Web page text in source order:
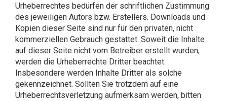
Urheberrechtes bedürfen der schriftlichen Zustimmung
des jeweiligen Autors bzw. Erstellers. Downloads und
Kopien dieser Seite sind nur für den privaten, nicht
kommerziellen Gebrauch gestattet. Soweit die Inhalte
auf dieser Seite nicht vom Betreiber erstellt wurden,
werden die Urheberrechte Dritter beachtet.
Insbesondere werden Inhalte Dritter als solche
gekennzeichnet. Sollten Sie trotzdem auf eine
Urheberrechtsverletzung aufmerksam werden, bitten